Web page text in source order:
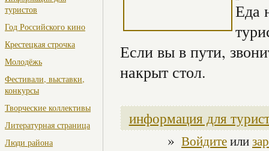
туристов
Год Российского кино
Крестецкая строчка
Молодёжь
Фестивали, выставки,
конкурсы
Творческие коллективы
Литературная страница
Люди района
Еда
Если вы в пути,
накрыт стол.
информация для
» Войдитеили